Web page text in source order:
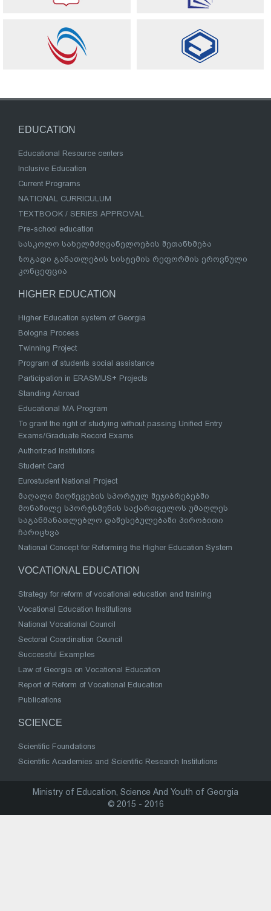
EDUCATION
Educational Resource centers
Inclusive Education
Current Programs
NATIONAL CURRICULUM
TEXTBOOK / SERIES APPROVAL
Pre-school education
სასკოლო სახელმძღვანელოების შეთანხმება
ზოგადი განათლების სისტემის რეფორმის ეროვნული
კონცეფცია
HIGHER EDUCATION
Higher Education system of Georgia
Bologna Process
Twinning Project
Program of students social assistance
Participation in ERASMUS+ Projects
Standing Abroad
Educational MA Program
To grant the right of studying without passing Unified Entry
Exams/Graduate Record Exams
Authorized Institutions
Student Card
Eurostudent National Project
მაღალი მიღწევების სპორტულ შეჯიბრებებში
მონაწილე სპორტსმენის საქართველოს უმაღლეს
საგანმანათლებლო დაწესებულებაში პირობითი
ჩარიცხვა
National Concept for Reforming the Higher Education System
VOCATIONAL EDUCATION
Strategy for reform of vocational education and training
Vocational Education Institutions
National Vocational Council
Sectoral Coordination Council
Successful Examples
Law of Georgia on Vocational Education
Report of Reform of Vocational Education
Publications
SCIENCE
Scientific Foundations
Scientific Academies and Scientific Research Institutions
Ministry of Education, Science And Youth of Georgia
© 2015 - 2016